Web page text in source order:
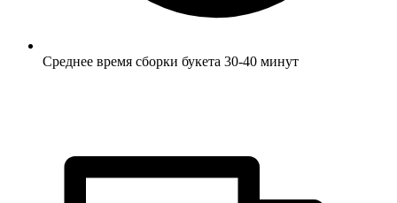
Среднее время сборки букета 30-40 минут